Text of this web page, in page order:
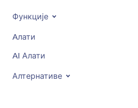
Функције
Aлати
AI Алати
Алтернативе